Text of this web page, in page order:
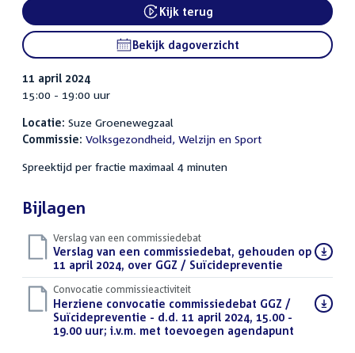
External link:
Kijk terug
Bekijk dagoverzicht
11 april 2024
15:00 - 19:00 uur
Locatie: Suze Groenewegzaal
Commissie: Volksgezondheid, Welzijn en Sport
Spreektijd per fractie maximaal 4 minuten
Bijlagen
Verslag van een commissiedebat
Download
bestand:
Verslag van een commissiedebat, gehouden op
11 april 2024, over GGZ / Suïcidepreventie
Convocatie commissieactiviteit
Download
bestand:
Herziene convocatie commissiedebat GGZ /
Suïcidepreventie - d.d. 11 april 2024, 15.00 -
19.00 uur; i.v.m. met toevoegen agendapunt